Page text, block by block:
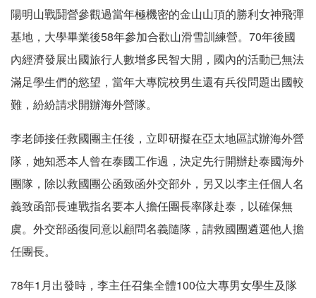
陽明山戰鬪營參觀過當年極機密的金山山頂的勝利女神飛彈
基地，大學畢業後58年參加合歡山滑雪訓練營。70年後國
內經濟發展出國旅行人數增多民智大開，國內的活動已無法
滿足學生們的慾望，當年大專院校男生還有兵役問題出國較
難，紛紛請求開辦海外營隊。
李老師接任救國團主任後，立即研擬在亞太地區試辦海外營
隊，她知悉本人曾在泰國工作過，決定先行開辦赴泰國海外
團隊，除以救國團公函致函外交部外，另又以李主任個人名
義致函部長連戰指名要本人擔任團長率隊赴泰，以確保無
虞。外交部函復同意以顧問名義隨隊，請救國團遴選他人擔
任團長。
78年1月出發時，李主任召集全體100位大專男女學生及隊